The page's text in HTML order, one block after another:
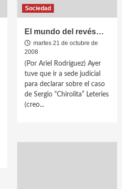
Sociedad
El mundo del revés…
martes 21 de octubre de
2008
(Por Ariel Rodríguez) Ayer
tuve que ir a sede judicial
para declarar sobre el caso
de Sergio “Chirolita” Leteries
(creo...